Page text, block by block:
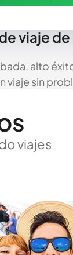
viaje
alto
viaje sin
viajes